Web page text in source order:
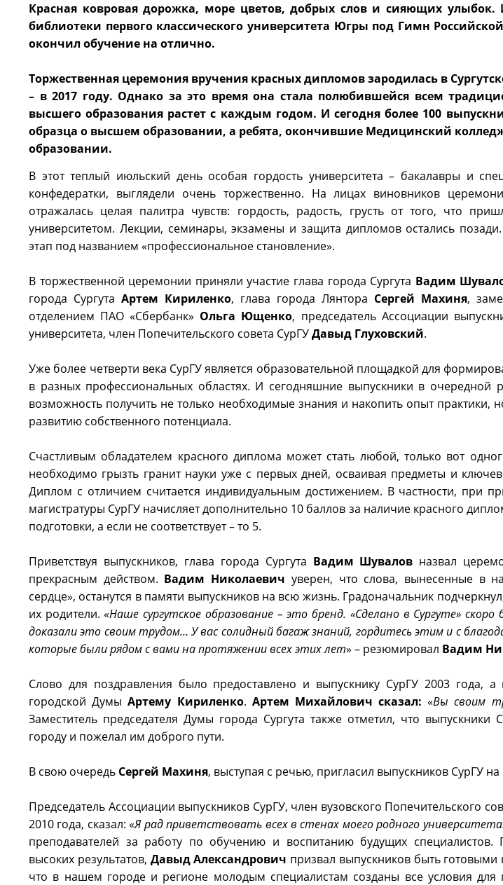
Красная ковровая дорожка, море цветов, добрых слов и сияющих
библиотеки первого классического университета Югры под Гимн
окончил обучение на отлично.
Торжественная церемония вручения красных дипломов зародилась в
– в 2017 году. Однако за это время она стала полюбившейся всем
высшего образования растет с каждым годом. И сегодня более 100
образца о высшем образовании, а ребята, окончившие Медицинский
образовании.
В этот теплый июльский день особая гордость университета – бакалавры и
конфедератки, выглядели очень торжественно. На лицах виновников
отражалась целая палитра чувств: гордость, радость, грусть от того, что
университетом. Лекции, семинары, экзамены и защита дипломов остались
этап под названием «профессиональное становление».
В торжественной церемонии приняли участие глава города Сургута Вадим
города Сургута Артем Кириленко, глава города Лянтора Сергей Махиня,
отделением ПАО «Сбербанк» Ольга Ющенко, председатель Ассоциации
университета, член Попечительского совета СурГУДавыд Глуховский.
Уже более четверти века СурГУ является образовательной площадкой для
в разных профессиональных областях. И сегодняшние выпускники в очередной
возможность получить не только необходимые знания и накопить опыт практики,
развитию собственного потенциала.
Счастливым обладателем красного диплома может стать любой, только вот
необходимо грызть гранит науки уже с первых дней, осваивая предметы и
Диплом с отличием считается индивидуальным достижением. В частности, при
магистратуры СурГУ начисляет дополнительно 10 баллов за наличие красного
подготовки, а если не соответствует – то 5.
Приветствуя выпускников, глава города Сургута Вадим Шувалов назвал
прекрасным действом. Вадим Николаевич уверен, что слова, вынесенные в
сердце», останутся в памяти выпускников на всю жизнь. Градоначальник
их родители. «Наше сургутское образование – это бренд. «Сделано в Сургуте»
доказали это своим трудом… У вас солидный багаж знаний, гордитесь этим и с
которые были рядом с вами на протяжении всех этих лет» – резюмировал Вадим
Слово для поздравления было предоставлено и выпускнику СурГУ 2003 года, а
городской ДумыАртему Кириленко. Артем Михайлович сказал: «Вы своим
Заместитель председателя Думы города Сургута также отметил, что выпускники
городу и пожелал им доброго пути.
В свою очередь Сергей Махиня, выступая с речью, пригласил выпускников СурГУ
Председатель Ассоциации выпускников СурГУ, член вузовского Попечительского
2010 года, сказал: «Я рад приветствовать всех в стенах моего родного
преподавателей за работу по обучению и воспитанию будущих
высоких результатов, Давыд Александрович призвал выпускников быть готовыми
что в нашем городе и регионе молодым специалистам созданы все условия для